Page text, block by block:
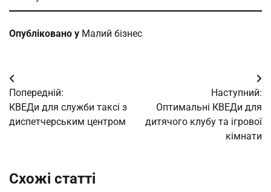
Опубліковано у Малий бізнес
Навігація
записів
Попередній:
КВЕДи для служби таксі з
диспетчерським центром
Наступний:
Оптимальні КВЕДи для
дитячого клубу та ігрової
кімнати
Схожі статті